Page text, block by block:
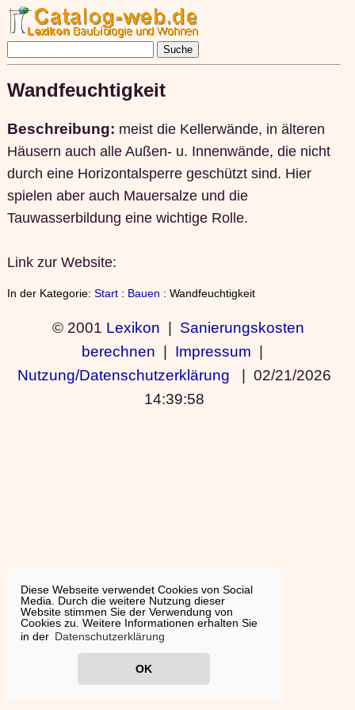
Diese Webseite verwendet Cookies von Social
Media. Durch die weitere Nutzung dieser
Website stimmen Sie der Verwendung von
Cookies zu. Weitere Informationen erhalten Sie
in der Datenschutzerklärung
OK
Wandfeuchtigkeit
Beschreibung: meist die Kellerwände, in älteren
Häusern auch alle Außen- u. Innenwände, die nicht
durch eine Horizontalsperre geschützt sind. Hier
spielen aber auch Mauersalze und die
Tauwasserbildung eine wichtige Rolle.
Link zur Website:
In der Kategorie: Start: Bauen : Wandfeuchtigkeit
© 2001 Lexikon | Sanierungskosten
berechnen | Impressum |
Nutzung/Datenschutzerklärung | 02/21/2026
14:39:58